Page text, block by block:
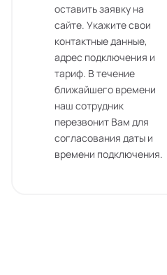
оставить заявку на
сайте. Укажите свои
контактные данные,
адрес подключения и
тариф. В течение
ближайшего времени
наш сотрудник
перезвонит Вам для
согласования даты и
времени подключения.